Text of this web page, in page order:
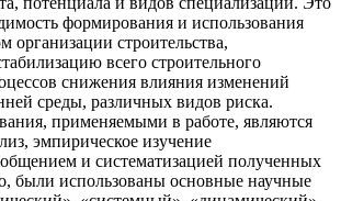
формирования и использования
организации строительства,
всего строительного
снижения влияния изменений
среды, различных видов риска.
применяемыми в работе, являются
эмпирическое изучение
и систематизацией полученных
были использованы основные научные